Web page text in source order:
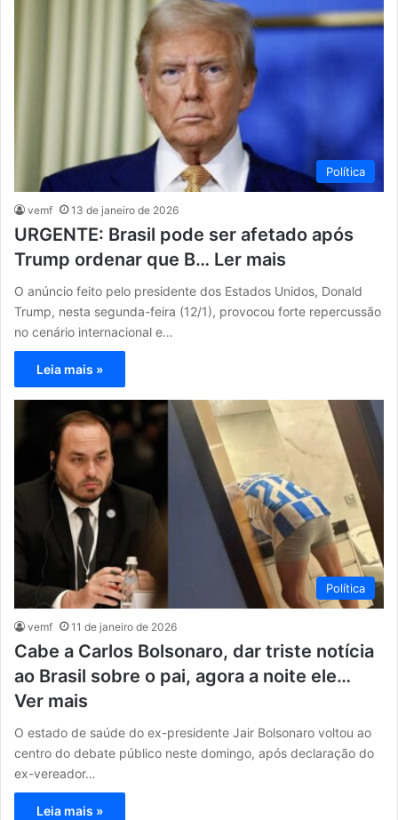
Política
vemf 13 de janeiro de 2026
URGENTE: Brasil pode ser afetado após
Trump ordenar que B… Ler mais
O anúncio feito pelo presidente dos Estados Unidos, Donald
Trump, nesta segunda-feira (12/1), provocou forte repercussão
no cenário internacional e…
Leia mais »
Política
vemf 11 de janeiro de 2026
Cabe a Carlos Bolsonaro, dar triste notícia
ao Brasil sobre o pai, agora a noite ele…
Ver mais
O estado de saúde do ex-presidente Jair Bolsonaro voltou ao
centro do debate público neste domingo, após declaração do
ex-vereador…
Leia mais »